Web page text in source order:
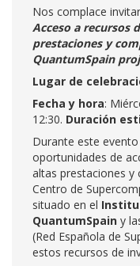
Nos complace
Acceso a recursos
prestaciones y
QuantumSpain
Lugar de
Fecha y hora:
12:30. Duración
Durante este
oportunidades de
altas prestaciones y
Centro de
situado en el
QuantumSpain y
(Red Española de
estos recursos de